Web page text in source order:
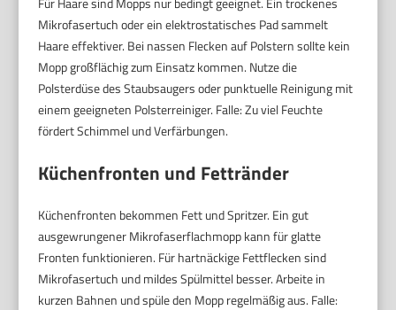
Mikrofasertuch oder ein elektrostatisches Pad sammelt
Haare effektiver. Bei nassen Flecken auf Polstern sollte kein
Mopp großflächig zum Einsatz kommen. Nutze die
Polsterdüse des Staubsaugers oder punktuelle Reinigung mit
einem geeigneten Polsterreiniger. Falle: Zu viel Feuchte
fördert Schimmel und Verfärbungen.
Küchenfronten und Fettränder
Küchenfronten bekommen Fett und Spritzer. Ein gut
ausgewrungener Mikrofaserflachmopp kann für glatte
Fronten funktionieren. Für hartnäckige Fettflecken sind
Mikrofasertuch und mildes Spülmittel besser. Arbeite in
kurzen Bahnen und spüle den Mopp regelmäßig aus. Falle: